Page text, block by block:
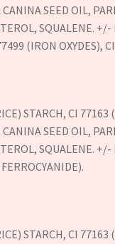
SEED OIL,
SQUALENE.
(IRON OXYDES),
STARCH, CI
SEED OIL,
SQUALENE.
STARCH, CI